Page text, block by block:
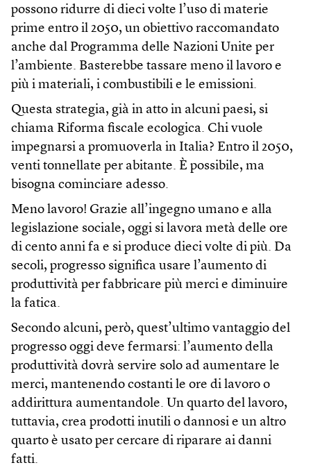
possono ridurre di dieci volte l’uso di materie
prime entro il 2050, un obiettivo raccomandato
anche dal Programma delle Nazioni Unite per
l’ambiente. Basterebbe tassare meno il lavoro e
più i materiali, i combustibili e le emissioni.
Questa strategia, già in atto in alcuni paesi, si
chiama Riforma fiscale ecologica. Chi vuole
impegnarsi a promuoverla in Italia? Entro il 2050,
venti tonnellate per abitante. È possibile, ma
bisogna cominciare adesso.
Meno lavoro! Grazie all’ingegno umano e alla
legislazione sociale, oggi si lavora metà delle ore
di cento anni fa e si produce dieci volte di più. Da
secoli, progresso significa usare l’aumento di
produttività per fabbricare più merci e diminuire
la fatica.
Secondo alcuni, però, quest’ultimo vantaggio del
progresso oggi deve fermarsi: l’aumento della
produttività dovrà servire solo ad aumentare le
merci, mantenendo costanti le ore di lavoro o
addirittura aumentandole. Un quarto del lavoro,
tuttavia, crea prodotti inutili o dannosi e un altro
quarto è usato per cercare di riparare ai danni
fatti.